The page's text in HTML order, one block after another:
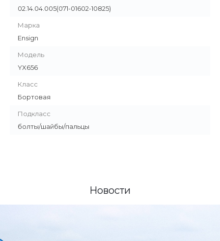
02.14.04.005(071-01602-10825)
Марка
Ensign
Модель
YX656
Класс
Бортовая
Подкласс
болты/шайбы/пальцы
Новости